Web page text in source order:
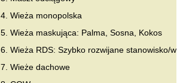
4. Wieża monopolska
5. Wieża maskująca: Palma, Sosna, Kokos
6. Wieża RDS: Szybko rozwijane stanowisko/
7. Wieże dachowe